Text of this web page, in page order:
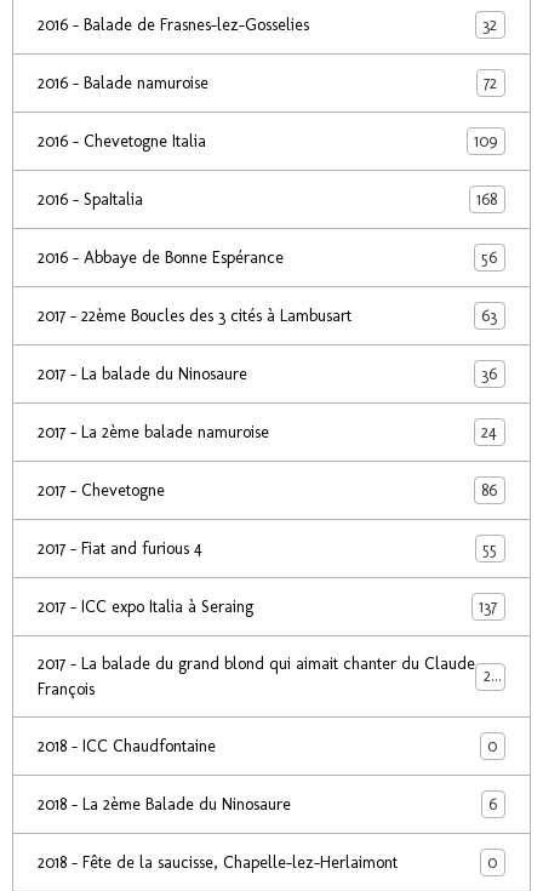
2016 - Balade de Frasnes-lez-Gosselies 32
2016 - Balade namuroise 72
2016 - Chevetogne Italia 109
2016 - SpaItalia 168
2016 - Abbaye de Bonne Espérance 56
2017 - 22ème Boucles des 3 cités à Lambusart 63
2017 - La balade du Ninosaure 36
2017 - La 2ème balade namuroise 24
2017 - Chevetogne 86
2017 - Fiat and furious 4 55
2017 - ICC expo Italia à Seraing 137
2017 - La balade du grand blond qui aimait chanter du Claude
François
24
2018 - ICC Chaudfontaine 0
2018 - La 2ème Balade du Ninosaure 6
2018 - Fête de la saucisse, Chapelle-lez-Herlaimont 0